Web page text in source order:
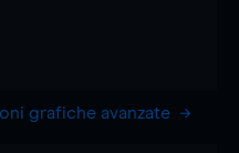
grafiche avanzate